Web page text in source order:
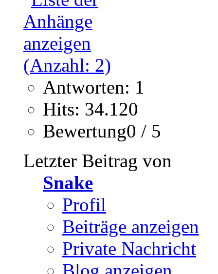
Antworten: 1
Hits: 34.120
Bewertung0 / 5
Letzter Beitrag von
Snake
Profil
Beiträge anzeigen
Private Nachricht